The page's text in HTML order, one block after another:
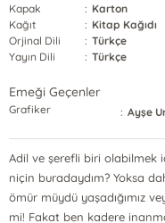
Kapak
: Karton
Kağıt
: Kitap Kağıdı
Orjinal Dili
: Türkçe
Yayın Dili
: Türkçe
Emeği Geçenler
Grafiker : Ayşe
Adil ve şerefli biri olabilmek
niçin buradaydım? Yoksa
ömür müydü yaşadığımız
mi! Fakat ben kadere